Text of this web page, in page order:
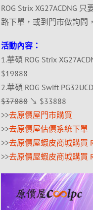
ROG Strix XG27ACDNG
路下單，或到門市做詢問
活動內容：
1.華碩 ROG Strix
$19888
2.華碩 ROG Swift
$37888↘ $33888
>>去原價屋門市購買
>>去原價屋估價系統下單
>>去原價屋蝦皮商城購買
>>去原價屋蝦皮商城購買